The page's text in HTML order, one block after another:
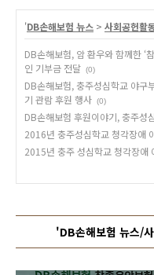
'DB손해보험 뉴스 > 사회공헌활
DB손해보험, 암 환우와 함께한 ‘
인 기부금 전달 (0)
DB손해보험, 충주성심학교 야구
기 관람 후원 행사 (0)
DB손해보험 후원이야기, 충주성
2016년 충주성심학교 청각장애
2015년 충주 성심학교 청각장애
'DB손해보험 뉴스/